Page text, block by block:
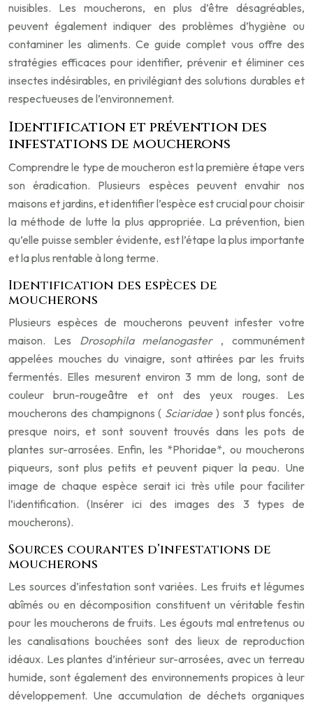
nuisibles. Les moucherons, en plus d’être désagréables,
peuvent également indiquer des problèmes d’hygiène ou
contaminer les aliments. Ce guide complet vous offre des
stratégies efficaces pour identifier, prévenir et éliminer ces
insectes indésirables, en privilégiant des solutions durables et
respectueuses de l’environnement.
Identification et prévention des
infestations de moucherons
Comprendre le type de moucheron est la première étape vers
son éradication. Plusieurs espèces peuvent envahir nos
maisons et jardins, et identifier l’espèce est crucial pour choisir
la méthode de lutte la plus appropriée. La prévention, bien
qu’elle puisse sembler évidente, est l’étape la plus importante
et la plus rentable à long terme.
Identification des espèces de
moucherons
Plusieurs espèces de moucherons peuvent infester votre
maison. Les Drosophila melanogaster , communément
appelées mouches du vinaigre, sont attirées par les fruits
fermentés. Elles mesurent environ 3 mm de long, sont de
couleur brun-rougeâtre et ont des yeux rouges. Les
moucherons des champignons ( Sciaridae ) sont plus foncés,
presque noirs, et sont souvent trouvés dans les pots de
plantes sur-arrosées. Enfin, les *Phoridae*, ou moucherons
piqueurs, sont plus petits et peuvent piquer la peau. Une
image de chaque espèce serait ici très utile pour faciliter
l’identification. (Insérer ici des images des 3 types de
moucherons).
Sources courantes d’infestations de
moucherons
Les sources d’infestation sont variées. Les fruits et légumes
abîmés ou en décomposition constituent un véritable festin
pour les moucherons de fruits. Les égouts mal entretenus ou
les canalisations bouchées sont des lieux de reproduction
idéaux. Les plantes d’intérieur sur-arrosées, avec un terreau
humide, sont également des environnements propices à leur
développement. Une accumulation de déchets organiques